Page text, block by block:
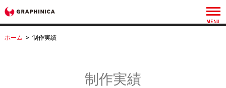
ホーム > 制作実績
制作実績